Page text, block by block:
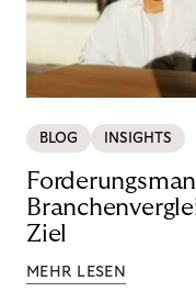
BLOG INSIGHTS
Ziel
MEHR LESEN